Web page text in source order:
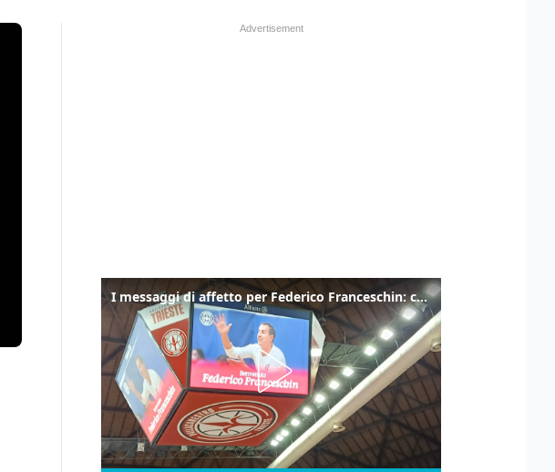
I messaggi di affetto per Federico Franceschin: così il mondo del basket gli è stato accanto fino all’ultimo